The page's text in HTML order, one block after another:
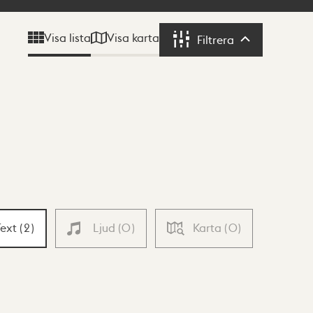
Visa lista Visa karta Filtrera Filtrera
(2) Ljud (0) Karta (0)